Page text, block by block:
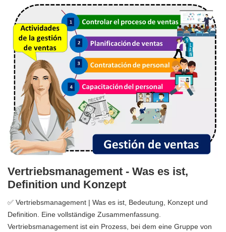
Vertriebsmanagement - Was es ist,
Definition und Konzept
✅ Vertriebsmanagement | Was es ist, Bedeutung, Konzept und
Definition. Eine vollständige Zusammenfassung.
Vertriebsmanagement ist ein Prozess, bei dem eine Gruppe von